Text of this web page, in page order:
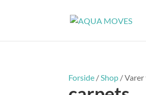
Forside /Shop / Varer